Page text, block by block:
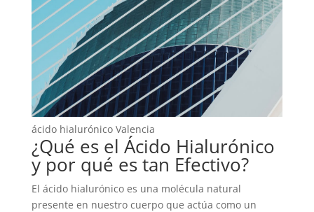
ácido hialurónico Valencia
¿Qué es el Ácido Hialurónico
y por qué es tan Efectivo?
El ácido hialurónico es una molécula natural
presente en nuestro cuerpo que actúa como un